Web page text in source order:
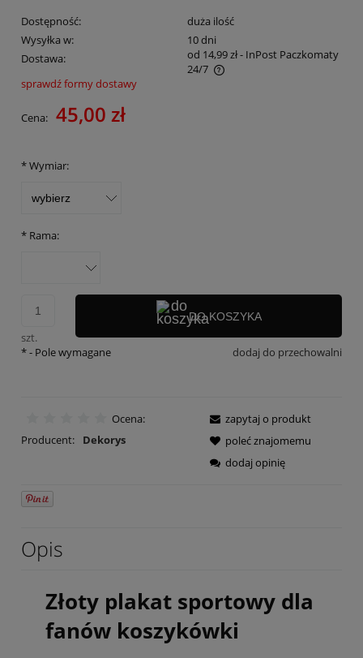
Dostępność:
duża ilość
Wysyłka w:
10 dni
Dostawa:
od 14,99 zł- InPost Paczkomaty
24/7
Cena nie zawiera ewentualnych kosztów płatności
sprawdź formy dostawy
Cena: 45,00 zł
*Wymiar:
* Rama:
szt.
DO KOSZYKA
dodaj do przechowalni
*- Pole wymagane
Ocena:
Producent:
Dekorys
zapytaj o produkt
poleć znajomemu
dodaj opinię
Opis
Złoty plakat sportowy dla
fanów koszykówki